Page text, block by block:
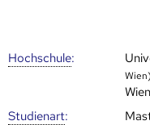
Hoch­schule:
Wien)
Wien
Studienart: